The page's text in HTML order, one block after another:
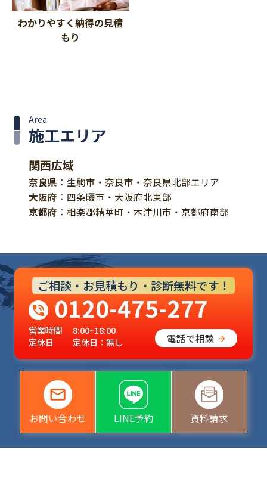
わかりやすく納得の見積
もり
施工エリア
Area
関西広域
奈良県 ：生駒市・奈良市・奈良県北部エリア
大阪府 ：四条畷市・大阪府北東部
京都府 ：相楽郡精華町・木津川市・京都府南部
ご相談・お見積もり・診断無料です！
0120-475-277
営業時間
8:00~18:00
定休日
定休日：無し 電話で相談
お問い合わせ LINE予約 資料請求